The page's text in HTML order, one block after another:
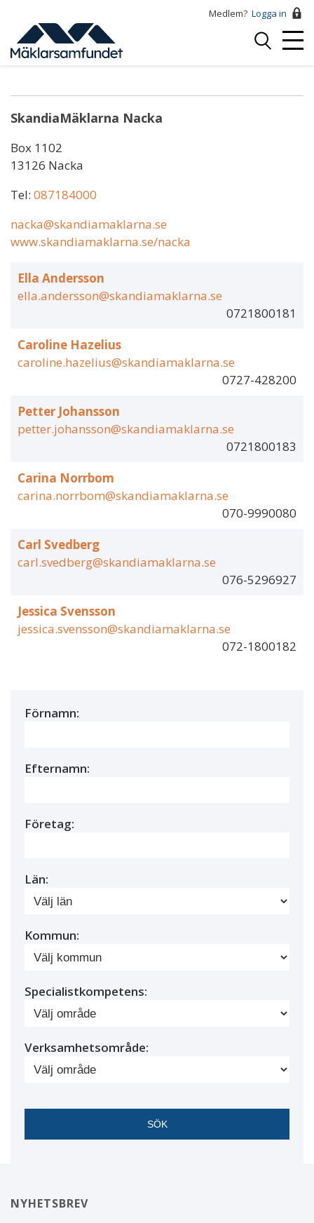
huvudinnehåll
Medlem? Logga in
Logga
Carina Norrbom
SkandiaMäklarna Nacka
Box 1102
13126 Nacka
Tel: 087184000
nacka@skandiamaklarna.se
www.skandiamaklarna.se/nacka
Ella Andersson
ella.andersson@skandiamaklarna.se
0721800181
Caroline Hazelius
caroline.hazelius@skandiamaklarna.se
0727-428200
Petter Johansson
petter.johansson@skandiamaklarna.se
0721800183
Carina Norrbom
carina.norrbom@skandiamaklarna.se
070-9990080
Carl Svedberg
carl.svedberg@skandiamaklarna.se
076-5296927
Jessica Svensson
jessica.svensson@skandiamaklarna.se
072-1800182
Förnamn:
Efternamn:
Företag:
Län:
Kommun:
Specialistkompetens:
Verksamhetsområde:
NYHETSBREV